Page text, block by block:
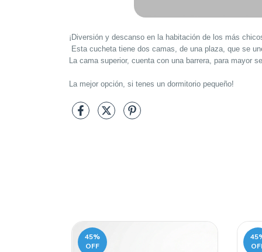
¡Diversión y descanso en la habitación de los más
Esta cucheta tiene dos camas, de una plaza, que se
La cama superior, cuenta con una barrera, para mayor
La mejor opción, si tenes un dormitorio pequeño!
45%
OFF
45